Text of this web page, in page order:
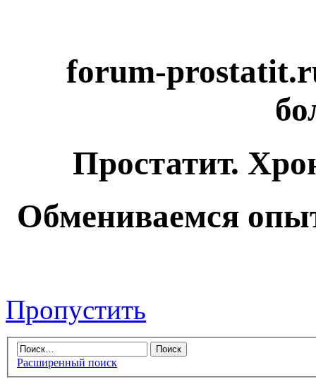
forum-
Простатит.
Обмениваемся
Пропустить
Расширенный поиск